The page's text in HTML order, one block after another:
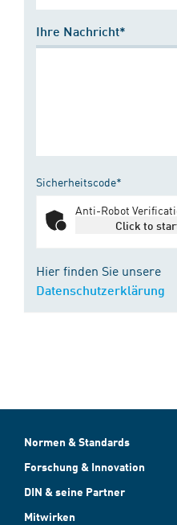
Ihre Nachricht*
Sicherheitscode*
Anti-Robot
Click to
Hier finden Sie unsere
Datenschutzerklärung
Normen & Standards
Forschung & Innovation
DIN & seine Partner
Mitwirken